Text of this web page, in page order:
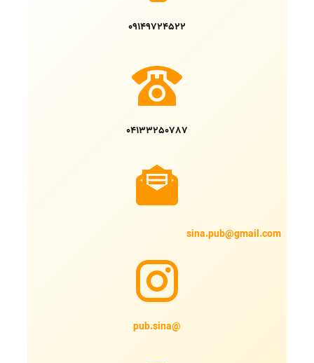
09149724522
04133250787
sina.pub@gmail.com
@pub.sina